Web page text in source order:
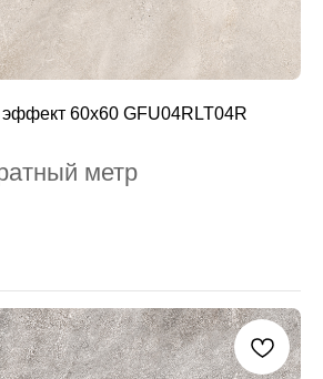
60x60 GFU04RLT04R
метр